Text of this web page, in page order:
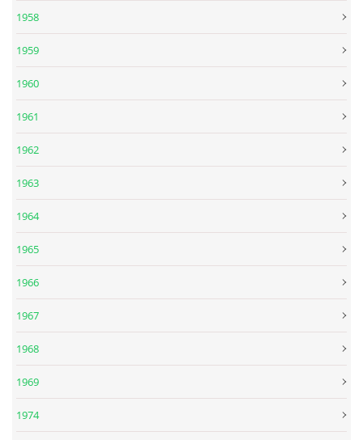
DISKOGRAFIE - SINGLY VÁNOČNÍ
DISKOGRAFIE - EP
DISKOGRAFIE - EP III
DISKOGRAFIE - ALBA JINÁ
DISKOGRAFIE - ALBA RARITY II
1958
1959
1960
1961
1962
1963
1964
1965
1966
1967
1968
1969
1974